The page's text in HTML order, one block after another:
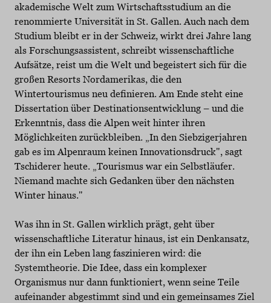
akademische Welt zum Wirtschaftsstudium an die
renommierte Universität in St. Gallen. Auch nach dem
Studium bleibt er in der Schweiz, wirkt drei Jahre lang
als Forschungsassistent, schreibt wissenschaftliche
Aufsätze, reist um die Welt und begeistert sich für die
großen Resorts Nordamerikas, die den
Wintertourismus neu definieren. Am Ende steht eine
Dissertation über Destinationsentwicklung – und die
Erkenntnis, dass die Alpen weit hinter ihren
Möglichkeiten zurückbleiben. „In den Siebzigerjahren
gab es im Alpenraum keinen Innovationsdruck", sagt
Tschiderer heute. „Tourismus war ein Selbstläufer.
Niemand machte sich Gedanken über den nächsten
Winter hinaus."
Was ihn in St. Gallen wirklich prägt, geht über
wissenschaftliche Literatur hinaus, ist ein Denkansatz,
der ihn ein Leben lang faszinieren wird: die
Systemtheorie. Die Idee, dass ein komplexer
Organismus nur dann funktioniert, wenn seine Teile
aufeinander abgestimmt sind und ein gemeinsames Ziel